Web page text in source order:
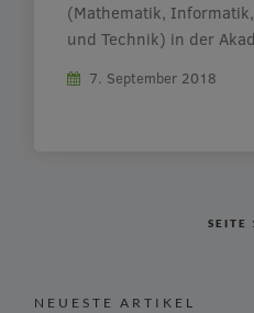
(Mathematik,
und Technik) in der
ausgezeichnet. Die
verbergen sich […]
7. September 2018
SEITE
NEUESTE ARTIKEL